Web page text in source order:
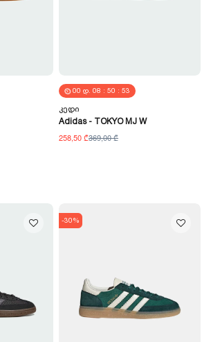
00 Დ. 08 : 50 : 52
Კედი
Adidas - TOKYO MJ W
258,50 ₾369,00 ₾
-30%